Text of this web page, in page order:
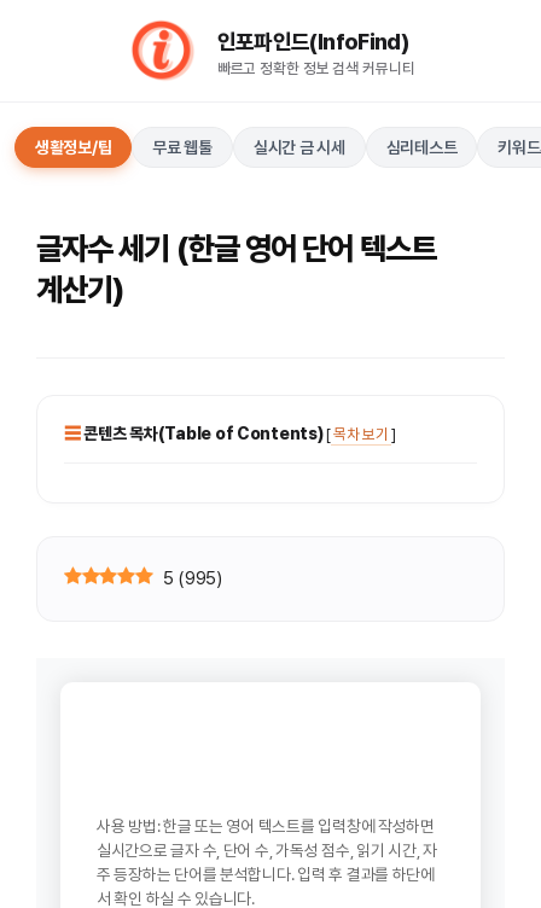
인포파인드(InfoFind)​​​​
빠르고 정확한 정보 검색 커뮤니티
생활정보/팁 무료 웹툴 실시간 금 시세 심리테스트 키워
글자수 세기 (한글 영어 단어 텍스트
계산기)
콘텐츠 목차(Table of Contents)[목차 보기 ]
5 (995)
사용 방법: 한글 또는 영어 텍스트를 입력창에 작성하면
실시간으로 글자 수, 단어 수, 가독성 점수, 읽기 시간, 자
주 등장하는 단어를 분석합니다. 입력 후 결과를 하단에
서 확인 하실 수 있습니다.